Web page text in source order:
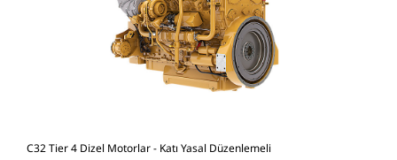
C32 Tier 4 Dizel Motorlar - Katı Yasal Düzenlemeli